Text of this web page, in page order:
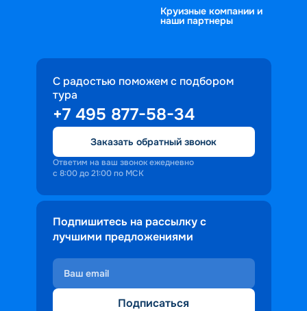
Круизные компании и
наши партнеры
С радостью поможем с подбором
тура
+7 495 877-58-34
Заказать обратный звонок
Ответим на ваш звонок ежедневно
с 8:00 до 21:00 по МСК
Подпишитесь на рассылку с
лучшими предложениями
Подписаться